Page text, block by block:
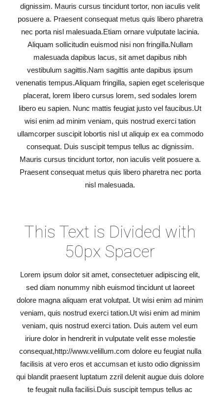
dignissim. Mauris cursus tincidunt tortor, non iaculis velit
posuere a. Praesent consequat metus quis libero pharetra
nec porta nisl malesuada.Etiam ornare vulputate lacinia.
Aliquam sollicitudin euismod nisi non fringilla.Nullam
malesuada dapibus lacus, sit amet dapibus nibh
vestibulum sagittis.Nam sagittis ante dapibus ipsum
venenatis tempus.Aliquam fringilla, sapien eget scelerisque
placerat, lorem libero cursus lorem, sed sodales lorem
libero eu sapien. Nunc mattis feugiat justo vel faucibus.Ut
wisi enim ad minim veniam, quis nostrud exerci tation
ullamcorper suscipit lobortis nisl ut aliquip ex ea commodo
consequat. Duis suscipit tempus tellus ac dignissim.
Mauris cursus tincidunt tortor, non iaculis velit posuere a.
Praesent consequat metus quis libero pharetra nec porta
nisl malesuada.
This Text is Divided with
50px Spacer
Lorem ipsum dolor sit amet, consectetuer adipiscing elit,
sed diam nonummy nibh euismod tincidunt ut laoreet
dolore magna aliquam erat volutpat. Ut wisi enim ad minim
veniam, quis nostrud exerci tation.Ut wisi enim ad minim
veniam, quis nostrud exerci tation. Duis autem vel eum
iriure dolor in hendrerit in vulputate velit esse molestie
consequat,http://www.velillum.com dolore eu feugiat nulla
facilisis at vero eros et accumsan et iusto odio dignissim
qui blandit praesent luptatum zzril delenit augue duis dolore
te feugait nulla facilisi.Duis suscipit tempus tellus ac